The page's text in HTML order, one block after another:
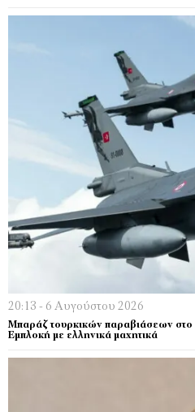
20:13 - 6 Αυγούστου 2026
Μπαράζ τουρκικών παραβιάσεων στο
Εμπλοκή με ελληνικά μαχητικά